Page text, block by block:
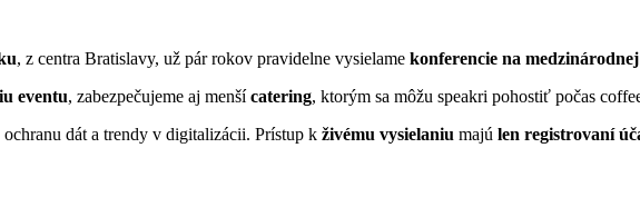
, z centra Bratislavy, už pár rokov pravidelne vysielame konferencie na
eventu, zabezpečujeme aj menšícatering, ktorým sa môžu speakri pohostiť počas
dát a trendy v digitalizácii. Prístup k živému vysielaniu majú len registrovaní